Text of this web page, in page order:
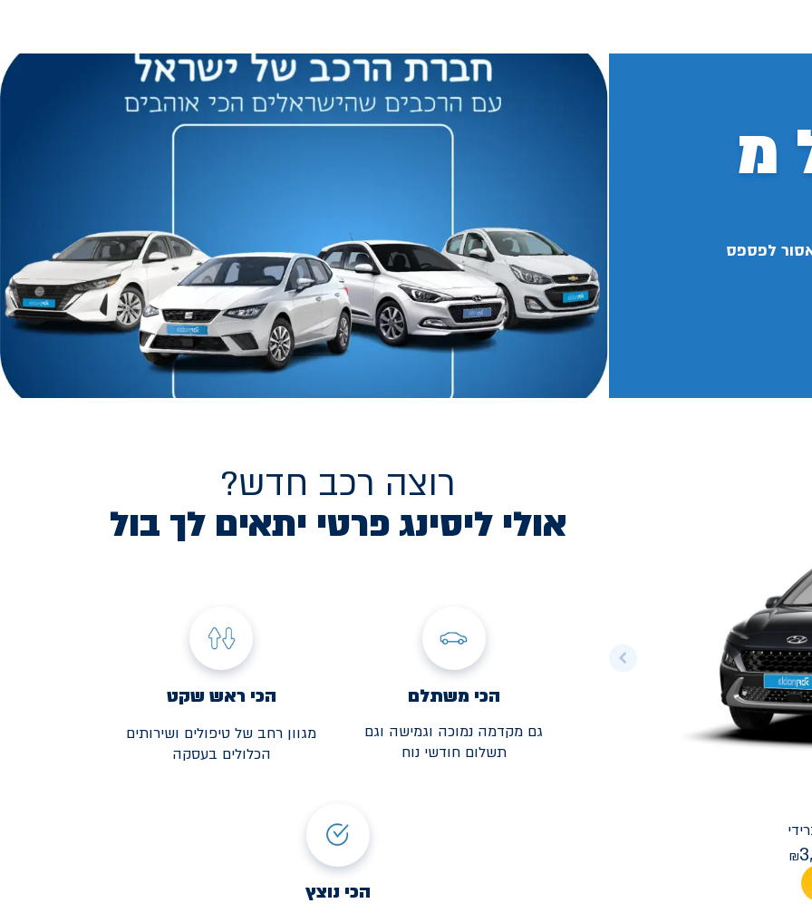
מ
לפספס
רוצה רכב חדש?
אולי ליסינג פרטי יתאים לך בול
הכי משתלם
גם מקדמה נמוכה וגמישה וגם
תשלום חודשי נוח
הכי ראש שקט
מגוון רחב של טיפולים ושירותים
הכלולים בעסקה
הכי נוצץ
מחיר חודשי החל מ- 3,190